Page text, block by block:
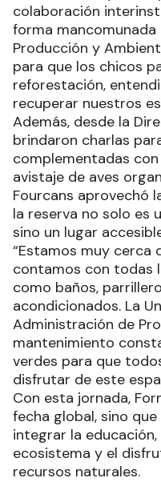
colaboración
forma
Producción y
para que los chicos
reforestación,
recuperar nuestros
Además, desde la
brindaron charlas
complementadas
avistaje de aves
Fourcans aprovechó
la reserva no solo es
sino un lugar
“Estamos muy cerca
contamos con todas
como baños,
acondicionados. La
Administración de
mantenimiento
verdes para que
disfrutar de este
Con esta jornada,
fecha global, sino
integrar la
ecosistema y el
recursos naturales.